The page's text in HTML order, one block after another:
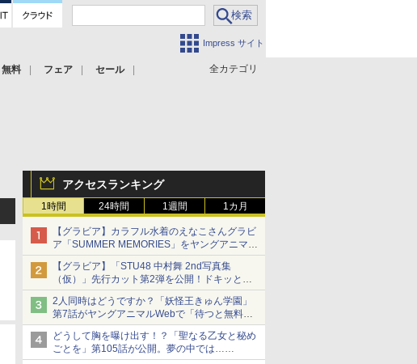
Impress サイト
全カテゴリ
無料 フェア セール
アクセスランキング
1時間 24時間 1週間 1カ月
【グラビア】カラフル水着のえなこさんグラビ
ア「SUMMER MEMORIES」をヤングアニマル
Webで公開中
【グラビア】「STU48 中村舞 2nd写真集
（仮）」先行カット第2弾を公開！ドキッとす
るランジェリーカットなど新たな挑戦
2人同時はどうですか？「妖怪王きゅん学園」
第7話がヤングアニマルWebで「待つと無料」
に！
どうして胸を曝け出す！？「聖なる乙女と秘め
ごとを」第105話が公開。夢の中では……